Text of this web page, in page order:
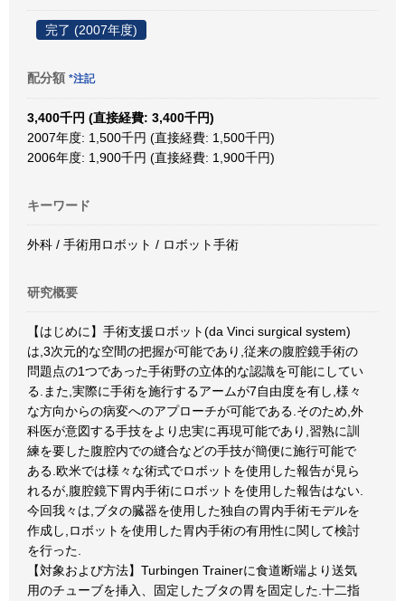
完了 (2007年度)
配分額 *注記
3,400千円 (直接経費: 3,400千円)
2007年度: 1,500千円 (直接経費: 1,500千円)
2006年度: 1,900千円 (直接経費: 1,900千円)
キーワード
外科 / 手術用ロボット / ロボット手術
研究概要
【はじめに】手術支援ロボット(da Vinci surgical system)
は,3次元的な空間の把握が可能であり,従来の腹腔鏡手術の
問題点の1つであった手術野の立体的な認識を可能にしてい
る.また,実際に手術を施行するアームが7自由度を有し,様々
な方向からの病変へのアプローチが可能である.そのため,外
科医が意図する手技をより忠実に再現可能であり,習熟に訓
練を要した腹腔内での縫合などの手技が簡便に施行可能で
ある.欧米では様々な術式でロボットを使用した報告が見ら
れるが,腹腔鏡下胃内手術にロボットを使用した報告はない.
今回我々は,ブタの臓器を使用した独自の胃内手術モデルを
作成し,ロボットを使用した胃内手術の有用性に関して検討
を行った.
【対象および方法】Turbingen Trainerに食道断端より送気
用のチューブを挿入、固定したブタの胃を固定した.十二指